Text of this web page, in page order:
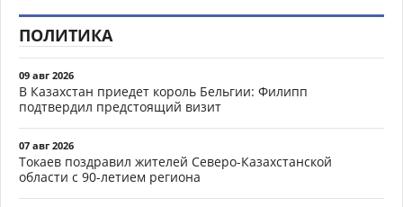
ПОЛИТИКА
09 авг 2026
В Казахстан приедет король Бельгии: Филипп
подтвердил предстоящий визит
07 авг 2026
Токаев поздравил жителей Северо-Казахстанской
области с 90-летием региона